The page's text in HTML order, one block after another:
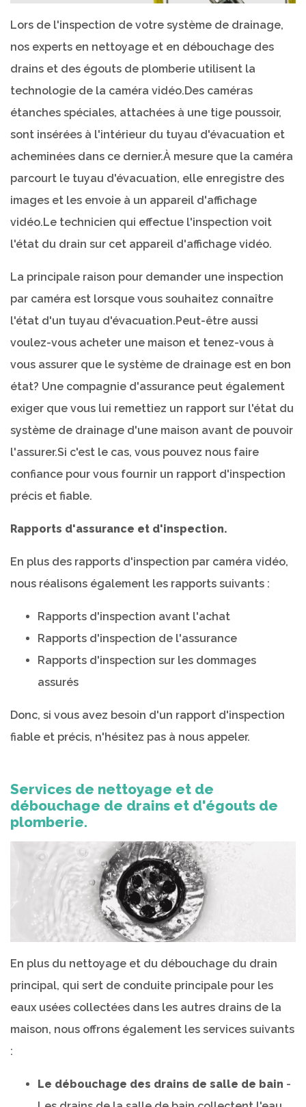
Lors de l'inspection de votre système de drainage,
nos experts en nettoyage et en débouchage des
drains et des égouts de plomberie utilisent la
technologie de la caméra vidéo.Des caméras
étanches spéciales, attachées à une tige poussoir,
sont insérées à l'intérieur du tuyau d'évacuation et
acheminées dans ce dernier.À mesure que la caméra
parcourt le tuyau d'évacuation, elle enregistre des
images et les envoie à un appareil d'affichage
vidéo.Le technicien qui effectue l'inspection voit
l'état du drain sur cet appareil d'affichage vidéo.
La principale raison pour demander une inspection
par caméra est lorsque vous souhaitez connaître
l'état d'un tuyau d'évacuation.Peut-être aussi
voulez-vous acheter une maison et tenez-vous à
vous assurer que le système de drainage est en bon
état? Une compagnie d'assurance peut également
exiger que vous lui remettiez un rapport sur l'état du
système de drainage d'une maison avant de pouvoir
l'assurer.Si c'est le cas, vous pouvez nous faire
confiance pour vous fournir un rapport d'inspection
précis et fiable.
Rapports d'assurance et d'inspection.
En plus des rapports d'inspection par caméra vidéo,
nous réalisons également les rapports suivants :
Rapports d'inspection avant l'achat
Rapports d'inspection de l'assurance
Rapports d'inspection sur les dommages
assurés
Donc, si vous avez besoin d'un rapport d'inspection
fiable et précis, n'hésitez pas à nous appeler.
Services de nettoyage et de
débouchage de drains et d'égouts de
plomberie.
En plus du nettoyage et du débouchage du drain
principal, qui sert de conduite principale pour les
eaux usées collectées dans les autres drains de la
maison, nous offrons également les services suivants
:
Le débouchage des drains de salle de bain -